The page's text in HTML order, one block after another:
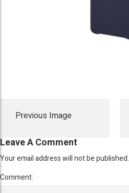
Previous Image
Leave A Comment
Your email address will not be published.
Comment: